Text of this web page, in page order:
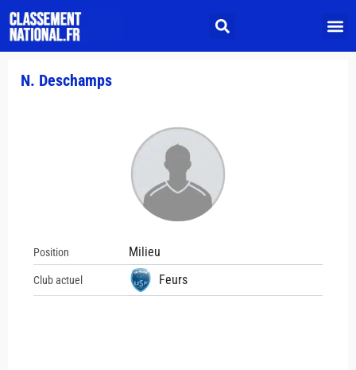
N. Deschamps
Position Milieu
Club actuel Feurs